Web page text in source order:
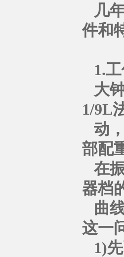
几
件和
1.
大
1/9L
动
部配
在
器档
曲
这一
1)